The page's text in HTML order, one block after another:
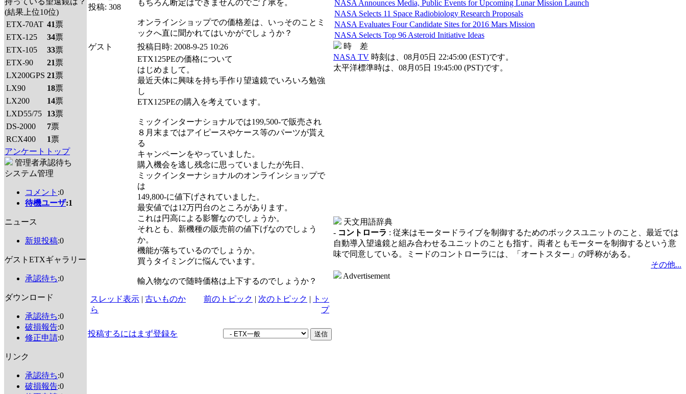
(結果上位10位)
ETX-70AT 41票
ETX-125
34票
ETX-105
33票
ETX-90
21票
LX200GPS 21票
LX90
18票
LX200
14票
LXD55/75
13票
DS-2000
7票
RCX400
1票
アンケートトップ
管理者承認待ち
システム管理
コメント :0
待機ユーザ:1
ニュース
新規投稿:0
ゲストETXギャラリー
承認待ち:0
ダウンロード
承認待ち:0
破損報告:0
修正申請:0
リンク
承認待ち:0
破損報告:0
投稿: 308
もちろん断定はできませんのでご了承を。
オンラインショップでの価格差は、いっそのことミ
ックへ直に聞かれてはいかがでしょうか？
ゲスト
投稿日時: 2008-9-25 10:26
ETX125PEの価格について
はじめまして。
最近天体に興味を持ち手作り望遠鏡でいろいろ勉強
し
ETX125PEの購入を考えています。
ミックインターナショナルでは199,500-で販売され
８月末まではアイピースやケース等のパーツが貰え
る
キャンペーンをやっていました。
購入機会を逃し残念に思っていましたが先日、
ミックインターナショナルのオンラインショップで
は
149,800-に値下げされていました。
最安値では12万円台のところがあります。
これは円高による影響なのでしょうか。
それとも、新機種の販売前の値下げなのでしょう
か。
機能が落ちているのでしょうか。
買うタイミングに悩んでいます。
輸入物なので随時価格は上下するのでしょうか？
スレッド表示 | 古いものか
ら
前のトピック | 次のトピック |
トッ
プ
投稿するにはまず登録を
NASA Announces Media, Public Events for Upcoming Lunar Mission Launch
NASA Selects 11 Space Radiobiology Research Proposals
NASA Evaluates Four Candidate Sites for 2016 Mars Mission
NASA Selects Top 96 Asteroid Initiative Ideas
時 差
NASA TV 時刻は、08月05日 22:45:00 (EST)です。
太平洋標準時は、08月05日 19:45:00 (PST)です。
天文用語辞典
- コントローラ : 従来はモータードライブを制御するためのボックスユニットのこと、最近では
自動導入望遠鏡と組み合わせるユニットのことも指す。両者ともモーターを制御するという意
味で同意している。ミードのコントローラには、「オートスター」の呼称がある。
その他...
Advertisement